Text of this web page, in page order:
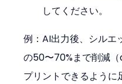
してください。
例：AI出力後、シルエ
の50〜70%まで削減
プリントできるように